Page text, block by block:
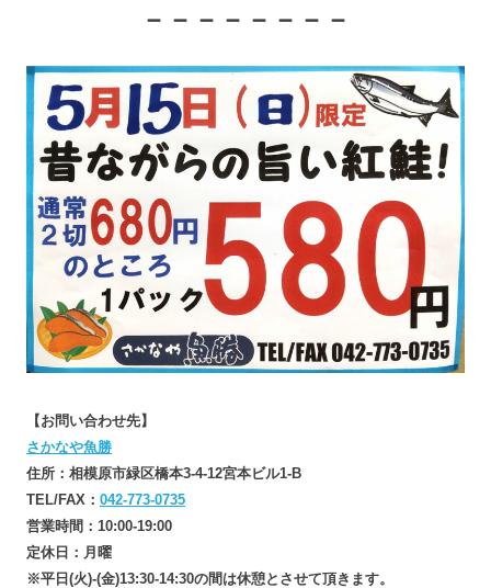
－－－－－－－－
【お問い合わせ先】
さかなや魚勝
住所：相模原市緑区橋本3-4-12宮本ビル1-B
TEL/FAX： 042-773-0735
営業時間：10:00-19:00
定休日：月曜
※平日(火)‐(金)13:30-14:30の間は休憩とさせて頂きます。